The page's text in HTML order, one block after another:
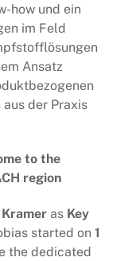
how und ein
im Feld
Ansatz
der Praxis
to the
region
Kramer as Key
started on1
the dedicated